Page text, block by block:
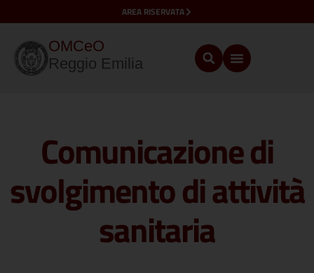
AREA RISERVATA
OMCeO
Reggio Emilia
Comunicazione di
svolgimento di attività
sanitaria